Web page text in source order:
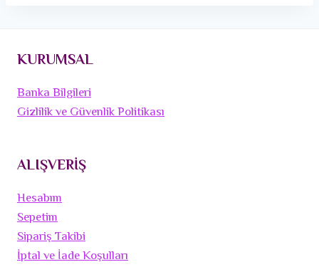
KURUMSAL
Banka Bilgileri
Gizlilik ve Güvenlik Politikası
ALIŞVERİŞ
Hesabım
Sepetim
Sipariş Takibi
İptal ve İade Koşulları